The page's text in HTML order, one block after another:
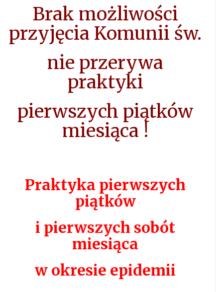
Brak możliwości
przyjęcia Komunii św.
nie przerywa
praktyki
pierwszych piątków
miesiąca !
Praktyka pierwszych
piątków
i pierwszych sobót
miesiąca
w okresie epidemii